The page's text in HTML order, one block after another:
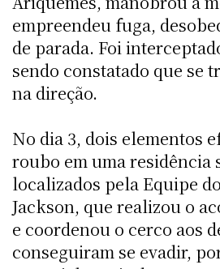
empreendeu fuga,
de parada. Foi
sendo constatado que se
na direção.
No dia 3, dois elementos
roubo em uma residência
localizados pela Equipe
Jackson, que realizou o
e coordenou o cerco aos
conseguiram se evadir,